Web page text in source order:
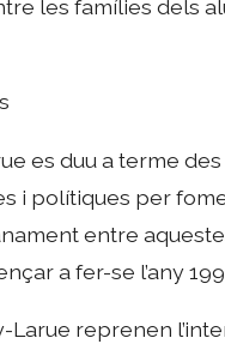
les famílies dels
es duu a terme
i polítiques per
entre
a fer-se l’any
reprenen